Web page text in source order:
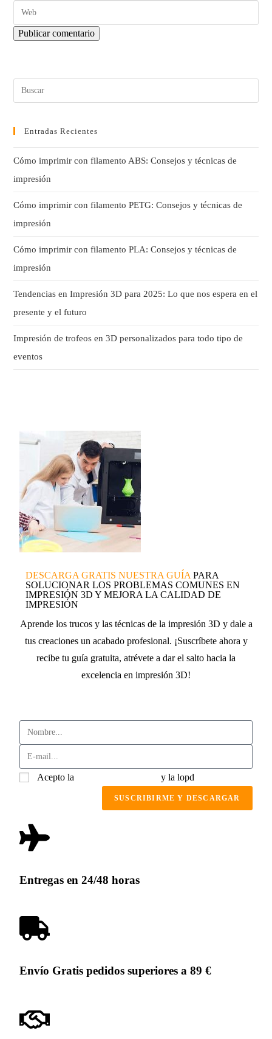
Entradas Recientes
Cómo imprimir con filamento ABS: Consejos y técnicas de
impresión
Cómo imprimir con filamento PETG: Consejos y técnicas de
impresión
Cómo imprimir con filamento PLA: Consejos y técnicas de
impresión
Tendencias en Impresión 3D para 2025: Lo que nos espera en el
presente y el futuro
Impresión de trofeos en 3D personalizados para todo tipo de
eventos
DESCARGA GRATIS NUESTRA GUÍA PARA
SOLUCIONAR LOS PROBLEMAS COMUNES EN
IMPRESIÓN 3D Y MEJORA LA CALIDAD DE
IMPRESIÓN
Aprende los trucos y las técnicas de la impresión 3D y dale a
tus creaciones un acabado profesional. ¡Suscríbete ahora y
recibe tu guía gratuita, atrévete a dar el salto hacia la
excelencia en impresión 3D!
Acepto la y la lopd
SUSCRIBIRME Y DESCARGAR
Entregas en 24/48 horas
Envío Gratis pedidos superiores a 89 €